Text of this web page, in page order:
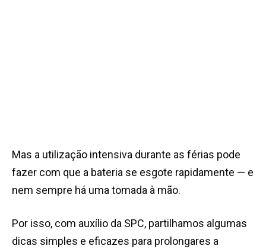
Mas a utilização intensiva durante as férias pode
fazer com que a bateria se esgote rapidamente — e
nem sempre há uma tomada à mão.
Por isso, com auxílio da SPC, partilhamos algumas
dicas simples e eficazes para prolongares a